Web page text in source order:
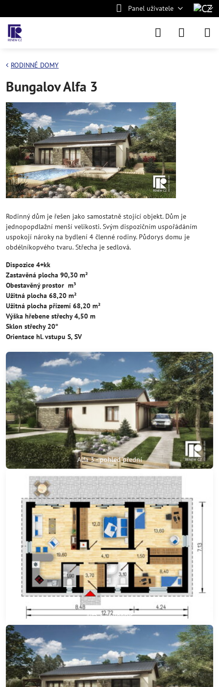
Panel uživatele
RODINNÉ DOMY
Bungalov Alfa 3
Rodinný dům je řešen jako samostatně stojící objekt. Dům je
jednopopdlažní menší velikosti. Svým dispozičním uspořádáním
uspokojí nároky na bydlení 4 členné rodiny. Půdorys domu je
obdélníkopvého tvaru. Střecha je sedlová.
Dispozice 4+kk
Zastavěná plocha 90,30 m²
Obestavěný prostor m³
Užitná plocha 68,20 m²
Užitná plocha přízemí 68,20 m²
Výška hřebene střechy 4,50 m
Sklon střechy 20°
Orientace hl. vstupu S, SV
Alfa 3 - pohled přední
Alfa 3 - půdorys